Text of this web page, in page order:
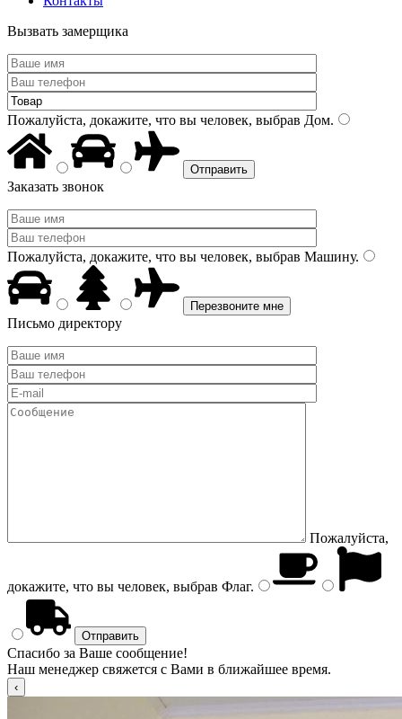
Вызвать замерщика
Пожалуйста, докажите, что вы человек, выбрав Дом.
Заказать звонок
Пожалуйста, докажите, что вы человек, выбрав Машину.
Письмо директору
Пожалуйста,
докажите, что вы человек, выбрав Флаг.
Спасибо за Ваше сообщение!
Наш менеджер свяжется с Вами в ближайшее время.